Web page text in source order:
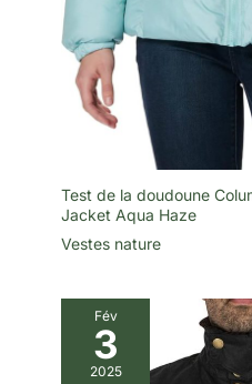
Test de la doudoune
Jacket Aqua Haze
Vestes nature
Fév
3
2025